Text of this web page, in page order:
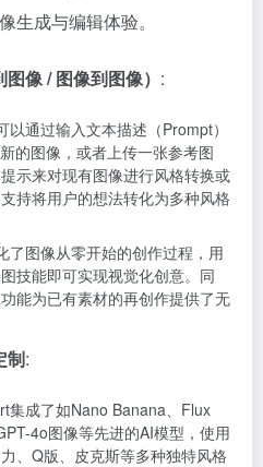
生成与编辑体验。
像 / 图像到图像） :
以通过输入文本描述（Prompt）
的图像，或者上传一张参考图
示来对现有图像进行风格转换或
持将用户的想法转化为多种风格
了图像从零开始的创作过程，用
技能即可实现视觉化创意。同
能为已有素材的再创作提供了无
制:
集成了如Nano Banana、Flux
4o图像等先进的AI模型，使用
、Q版、皮克斯等多种独特风格